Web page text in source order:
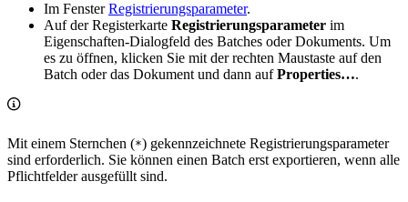
Im FensterRegistrierungsparameter.
Auf der Registerkarte Registrierungsparameter im
Eigenschaften-Dialogfeld des Batches oder Dokuments. Um
es zu öffnen, klicken Sie mit der rechten Maustaste auf den
Batch oder das Dokument und dann aufProperties….
Mit einem Sternchen (*) gekennzeichnete Registrierungsparameter
sind erforderlich. Sie können einen Batch erst exportieren, wenn alle
Pflichtfelder ausgefüllt sind.